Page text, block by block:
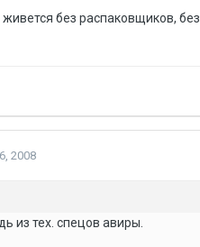
без распаковщиков,
2008
из тех. спецов авиры.